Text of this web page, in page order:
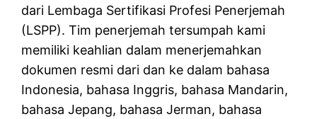
dari Lembaga Sertifikasi Profesi Penerjemah
(LSPP). Tim penerjemah tersumpah kami
memiliki keahlian dalam menerjemahkan
dokumen resmi dari dan ke dalam bahasa
Indonesia, bahasa Inggris, bahasa Mandarin,
bahasa Jepang, bahasa Jerman, bahasa